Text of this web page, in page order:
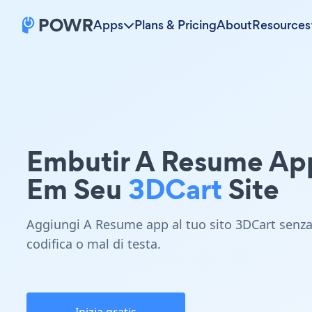
Apps Plans & PricingAboutResources
Embutir A Resume
Em Seu 3DCartSite
Aggiungi A Resume app al tuo sito 3DCart senza
codifica o mal di testa.